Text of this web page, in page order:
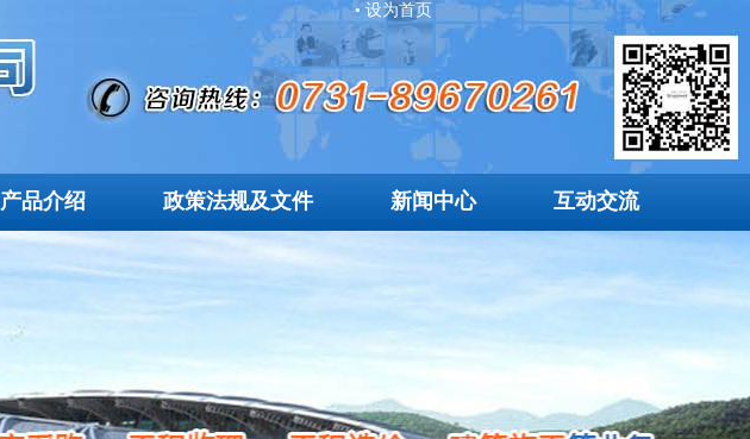
• 设为首页
产品介绍 政策法规及文件 新闻中心 互动交流